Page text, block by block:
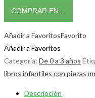
COMPRAR EN…
Añadir a FavoritosFavorito
Añadir a Favoritos
Categoría: De 0 a 3 años
libros infantiles con piezas
Descripción